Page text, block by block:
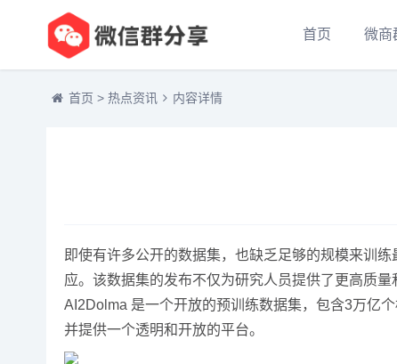
首页 微商
首页 > 热点资讯 内容详情
即使有许多公开的数据集，也缺乏足够的规模来训
应。该数据集的发布不仅为研究人员提供了更高质
AI2Dolma 是一个开放的预训练数据集，包含3万亿
并提供一个透明和开放的平台。